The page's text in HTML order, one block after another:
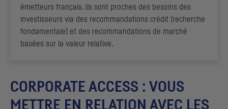
émetteurs français. Ils sont proches des besoins des
investisseurs via des recommandations crédit (recherche
fondamentale) et des recommandations de marché
basées sur la valeur relative.
CORPORATE ACCESS : VOUS
METTRE EN RELATION AVEC LES